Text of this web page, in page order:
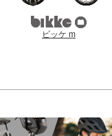
ビッケ m